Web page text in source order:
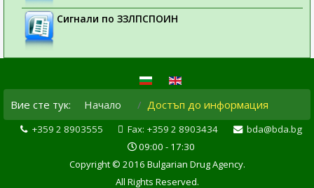
Сигнали по ЗЗЛПСПОИН
Вие сте тук: Начало Достъп до информация
+359 2 8903555 Fax: +359 2 8903434
bda@bda.bg
09:00 - 17:30
Copyright © 2016 Bulgarian Drug Agency.
All Rights Reserved.